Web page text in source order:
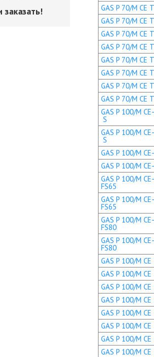
заказать!
GAS P 70/M CE
GAS P 70/M CE
GAS P 70/M CE
GAS P 70/M CE
GAS P 70/M CE
GAS P 70/M CE
GAS P 70/M CE
GAS P 70/M CE
GAS P 100/M
S
GAS P 100/M
S
GAS P 100/M
GAS P 100/M
GAS P 100/M
FS65
GAS P 100/M
FS65
GAS P 100/M
FS80
GAS P 100/M
FS80
GAS P 100/M
GAS P 100/M
GAS P 100/M
GAS P 100/M
GAS P 100/M CE
GAS P 100/M
GAS P 100/M
GAS P 100/M